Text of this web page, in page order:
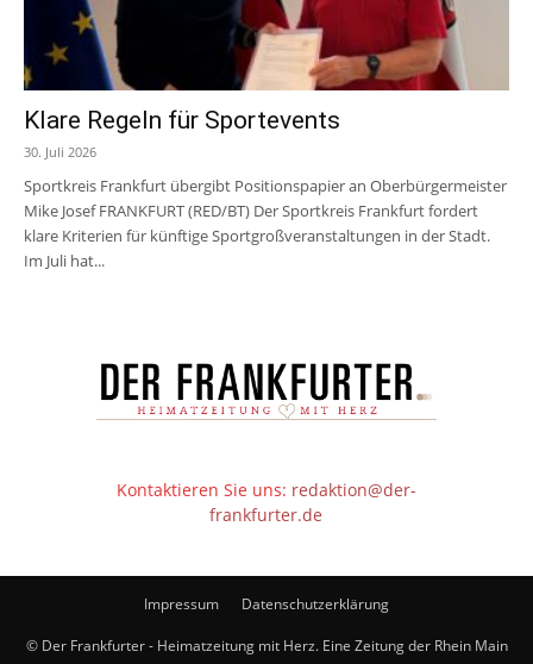
Klare Regeln für Sportevents
30. Juli 2026
Sportkreis Frankfurt übergibt Positionspapier an Oberbürgermeister
Mike Josef FRANKFURT (RED/BT) Der Sportkreis Frankfurt fordert
klare Kriterien für künftige Sportgroßveranstaltungen in der Stadt.
Im Juli hat...
Kontaktieren Sie uns: redaktion@der-
frankfurter.de
Impressum Datenschutzerklärung
© Der Frankfurter - Heimatzeitung mit Herz. Eine Zeitung der Rhein Main